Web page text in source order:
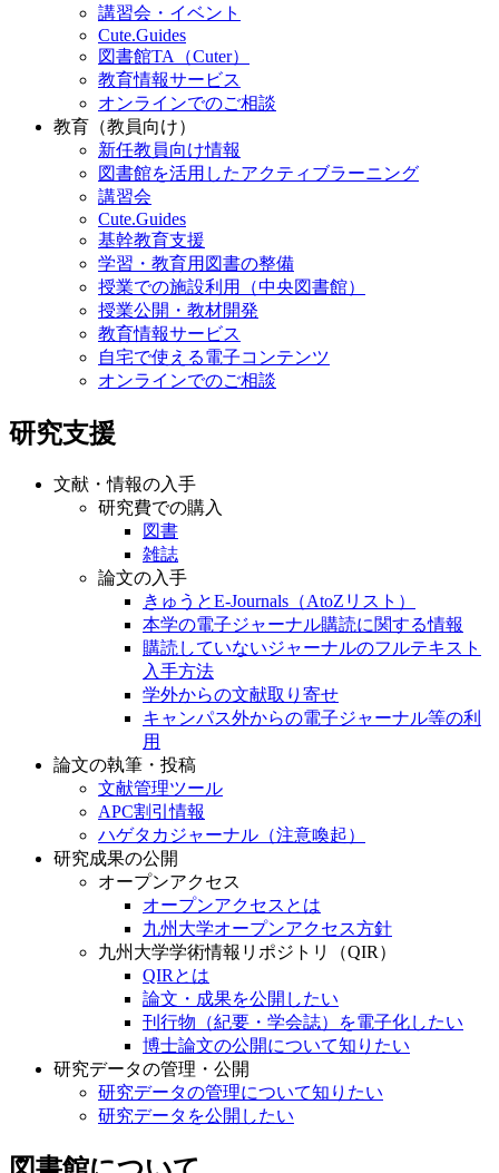
講習会・イベント
Cute.Guides
図書館TA（Cuter）
教育情報サービス
オンラインでのご相談
教育（教員向け）
新任教員向け情報
図書館を活用したアクティブラーニング
講習会
Cute.Guides
基幹教育支援
学習・教育用図書の整備
授業での施設利用（中央図書館）
授業公開・教材開発
教育情報サービス
自宅で使える電子コンテンツ
オンラインでのご相談
研究支援
文献・情報の入手
研究費での購入
図書
雑誌
論文の入手
きゅうとE-Journals（AtoZリスト）
本学の電子ジャーナル購読に関する情報
購読していないジャーナルのフルテキスト
入手方法
学外からの文献取り寄せ
キャンパス外からの電子ジャーナル等の利
用
論文の執筆・投稿
文献管理ツール
APC割引情報
ハゲタカジャーナル（注意喚起）
研究成果の公開
オープンアクセス
オープンアクセスとは
九州大学オープンアクセス方針
九州大学学術情報リポジトリ（QIR）
QIRとは
論文・成果を公開したい
刊行物（紀要・学会誌）を電子化したい
博士論文の公開について知りたい
研究データの管理・公開
研究データの管理について知りたい
研究データを公開したい